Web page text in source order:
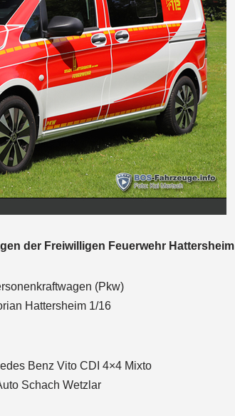
der Freiwilligen Feuerwehr Hattersheim
(Pkw)
Hattersheim 1/16
Benz Vito CDI 4×4 Mixto
Schach Wetzlar